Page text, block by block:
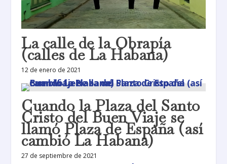
La calle de la Obrapía
(calles de La Habana)
12 de enero de 2021
Cuando la Plaza del Santo
Cristo del Buen Viaje se
llamó Plaza de España (así
cambió La Habana)
27 de septiembre de 2021